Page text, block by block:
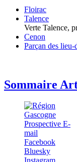
Floirac
Talence
Verte Talence,
Cenon
Parçan des
Sommaire